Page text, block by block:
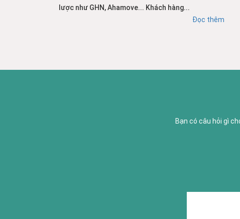
lược như GHN, Ahamove... Khách hàng...
Đọc thêm
Bạn có câu hỏi gì